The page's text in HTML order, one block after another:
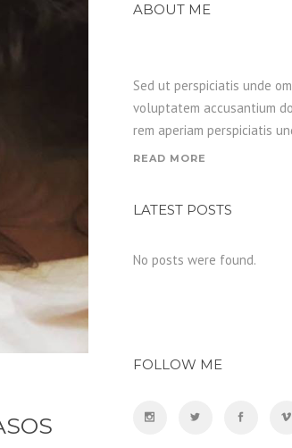
ABOUT ME
Sed ut perspiciatis unde
voluptatem accusantium
rem aperiam perspiciatis
READ MORE
LATEST POSTS
No posts were found.
FOLLOW ME